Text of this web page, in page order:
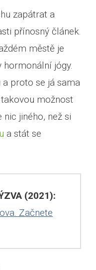
zapátrat a
přínosný článek.
městě je
jógy.
proto se já sama
možnost
jiného, než si
a stát se
(2021):
Začnete